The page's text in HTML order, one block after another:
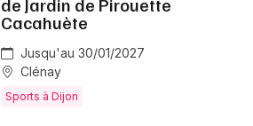
Cacahuète
Jusqu'au 30/01/2027
Clénay
Sports à Dijon